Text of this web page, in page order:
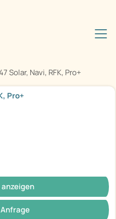
Solar, Navi, RFK, Pro+
Pro+
anzeigen